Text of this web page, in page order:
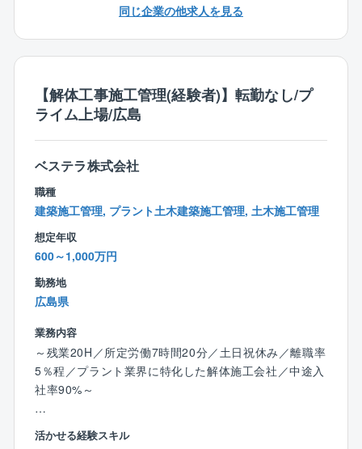
【同社の解体工事業務の特徴】
■働きやすさ
⇒2017年に上場したため勤怠管理も徹底しており、残
い」「建造中、後の品質管理やフォローがない」「作
成書類が少ない」といった事情から、トラブルや事務
また、工期も1～3カ月ほどの短いものが多く、夜勤
もありません。会社としても定年まで働いて頂ける環
境を目指しており、所得補償保険など福利厚生も充実
※ご家庭の事情で働き方や出張範囲に相談がある場合
は、それを踏まえて選考可能です。ぜひ積極的にご応
募ください。
＜出張手当は年最大100万円＞
⇒年に半年～1年程度出張した場合、約50～100万円の
手当を支給。家庭の事情などで「出張が多いのは厳し
い…」という方には出張の少ない働き方も対応してい
ます。
■所定労働は7時間20分で18～19時帰宅
【やりがい】
⇒解体では区画ごとではなく、1つの工事を丸ごと請負
うほか、解体工法に決まりはありません。そのため、
事例を参考にしつつも、どのように工事を進めるか0か
ら考えたり、自身の意見が反映されやすかったりと自
由度の高さが特徴です。
また、大手プラントメーカーからの元受け工事が多
く、対象建築物も大小/種類様々。脱炭素の要求が進む
中で新たな解体工法を採用したりと突き詰めがいもあ
ントのポストも目指していただきやすい環境です。
【教育体制】
一定の研修体制は整えています。
入社後はまず1～2週間ほど本社での研修を受けていた
だき、社内システムの使い方、各種申請の方法、解体
工事に関する基礎知識、安全管理について学んでいた
その後、各事務所に配属され、先輩社員と一緒に業務
同じ企業の他求人を見る
【解体工事施工管理(経験者)】転勤なし/プ
ライム上場/広島
ベステラ株式会社
職種
建築施工管理, プラント土木建築施工管理, 土木施工管理
想定年収
600～1,000万円
勤務地
広島県
業務内容
～残業20H／所定労働7時間20分／土日祝休み／離職率
5％程／プラント業界に特化した解体施工会社／中途入
社率90%～
【業務概要】
プラント解体工事の施工管理として、日本最大級の製
活かせる経験スキル